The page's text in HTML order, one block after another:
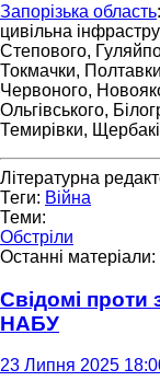
Запорізька область
цивільна
Степового,
Токмачки,
Червоного,
Ольгівського,
Темирівки,
Літературна
Теги: Війна
Теми:
Обстріли
Останні матеріали:
Свідомі проти
НАБУ
23 Липня 2025